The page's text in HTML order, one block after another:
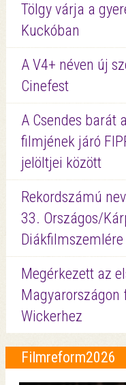
Tölgy várja a
Kuckóban
A V4+ néven új
Cinefest
A Csendes barát
filmjének járó
jelöltjei között
Rekordszámú
33. Országos/
Diákfilmszemlére
Megérkezett az
Magyarországon
Wickerhez
Filmreform2026